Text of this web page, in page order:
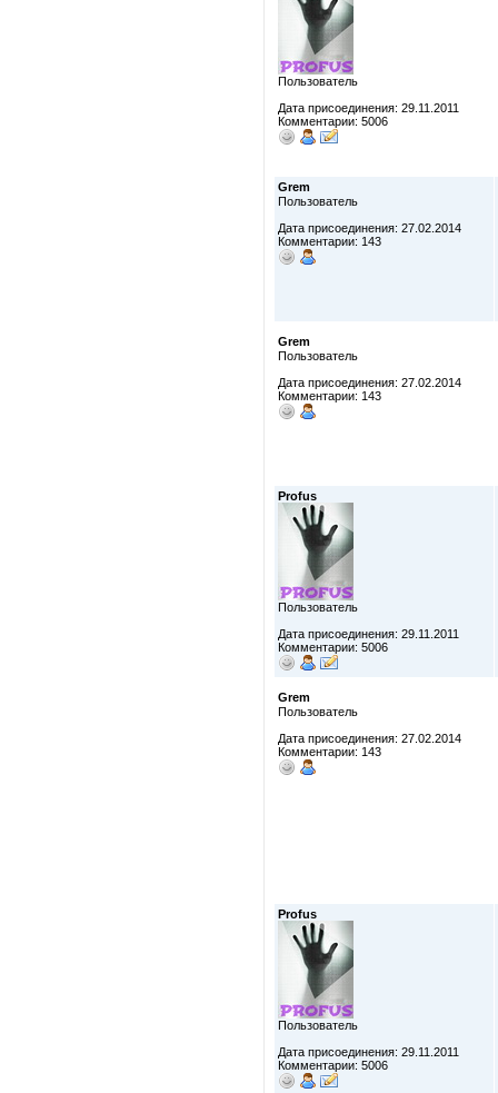
Пользователь
Дата присоединения: 29.11.2011
Комментарии: 5006
Grem
Пользователь
Дата присоединения: 27.02.2014
Комментарии: 143
Grem
Пользователь
Дата присоединения: 27.02.2014
Комментарии: 143
Profus
Пользователь
Дата присоединения: 29.11.2011
Комментарии: 5006
Grem
Пользователь
Дата присоединения: 27.02.2014
Комментарии: 143
Profus
Пользователь
Дата присоединения: 29.11.2011
Комментарии: 5006